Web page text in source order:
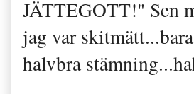
JÄTTEGOTT!" Sen
jag var
halvbra